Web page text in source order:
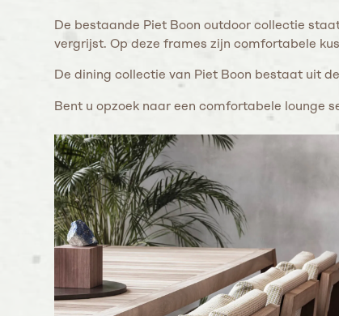
De bestaande Piet Boon outdoor collectie
vergrijst. Op deze frames zijn comfortabele
De dining collectie van Piet Boon bestaat uit de
Bent u opzoek naar een comfortabele lounge